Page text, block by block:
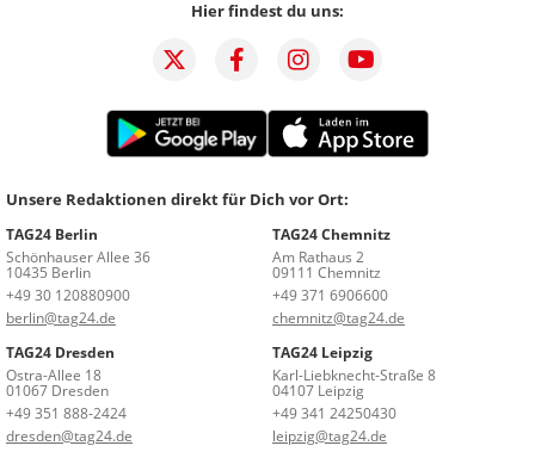
Hier findest du uns:
Unsere Redaktionen direkt für Dich vor Ort:
TAG24 Berlin
Schönhauser Allee 36
10435 Berlin
+49 30 120880900
berlin@tag24.de
TAG24 Chemnitz
Am Rathaus 2
09111 Chemnitz
+49 371 6906600
chemnitz@tag24.de
TAG24 Dresden
Ostra-Allee 18
01067 Dresden
+49 351 888-2424
dresden@tag24.de
TAG24 Leipzig
Karl-Liebknecht-Straße 8
04107 Leipzig
+49 341 24250430
leipzig@tag24.de